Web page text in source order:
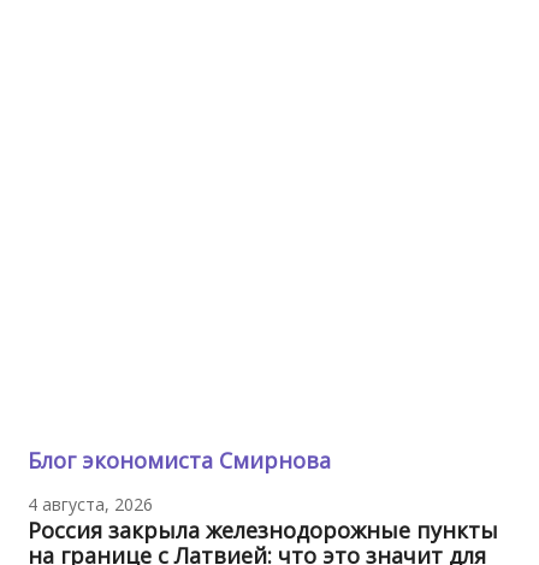
Блог экономиста Смирнова
4 августа, 2026
Россия закрыла железнодорожные пункты
на границе с Латвией: что это значит для